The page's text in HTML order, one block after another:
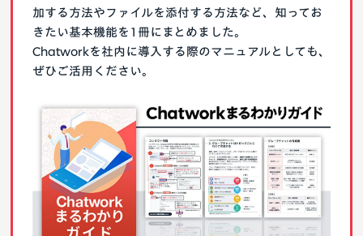
加する方法やファイルを添付する方法など、知ってお
きたい基本機能を1冊にまとめました。
Chatworkを社内に導入する際のマニュアルとしても、
ぜひご活用ください。